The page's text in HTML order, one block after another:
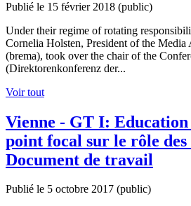
Publié le 15 février 2018 (public)
Under their regime of rotating
Cornelia Holsten, President of the
(brema), took over the chair of the
(Direktorenkonferenz der...
Voir tout
Vienne - GT I: Education
point focal sur le rôle
Document de travail
Publié le 5 octobre 2017 (public)